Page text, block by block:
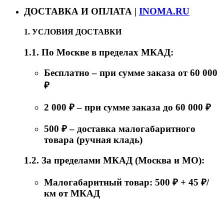
ДОСТАВКА И ОПЛАТА | INOMA.RU
1. УСЛОВИЯ ДОСТАВКИ
1.1. По Москве в пределах МКАД:
Бесплатно – при сумме заказа от 60 000
₽
2 000 ₽ – при сумме заказа до 60 000 ₽
500 ₽ – доставка малогабаритного
товара (ручная кладь)
1.2. За пределами МКАД (Москва и МО):
Малогабаритный товар: 500 ₽ + 45 ₽/
км от МКАД